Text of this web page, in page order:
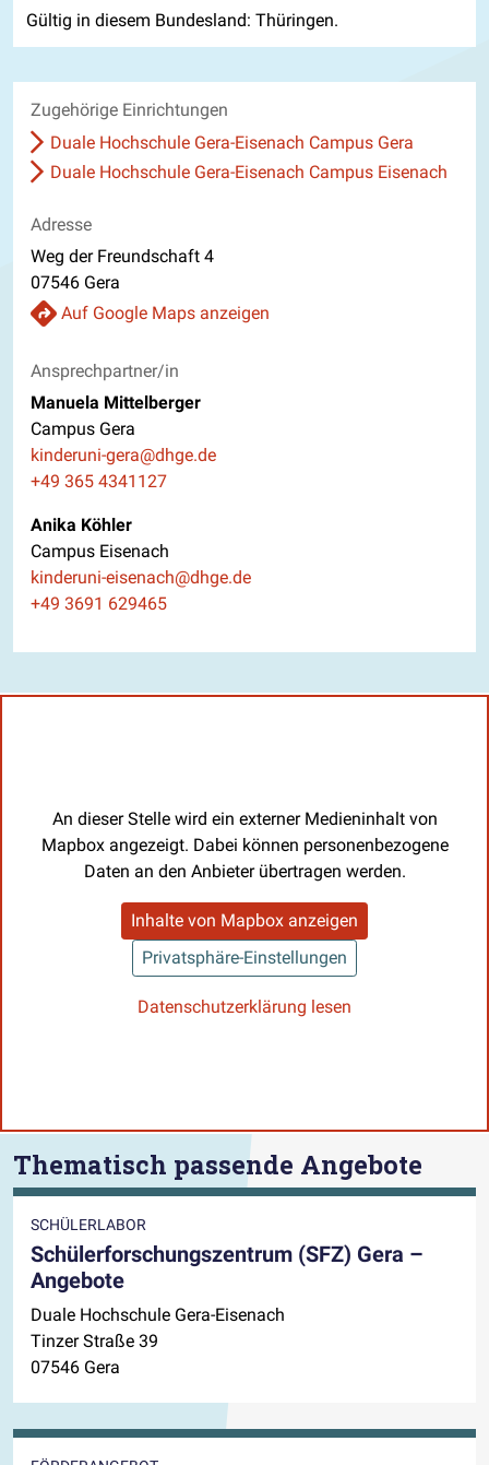
Gültig in diesem Bundesland: Thüringen.
Zugehörige Einrichtungen
Duale Hochschule Gera-Eisenach Campus Gera
Duale Hochschule Gera-Eisenach Campus Eisenach
Adresse
Weg der Freundschaft 4
07546 Gera
Auf Google Maps anzeigen
Ansprechpartner/in
Manuela Mittelberger
Campus Gera
E-Mail
kinderuni-gera@dhge.de
Telefon
+49 365 4341127
Anika Köhler
Campus Eisenach
E-Mail
kinderuni-eisenach@dhge.de
Telefon
+49 3691 629465
An dieser Stelle wird ein externer Medieninhalt von
Mapbox angezeigt. Dabei können personenbezogene
Daten an den Anbieter übertragen werden.
Inhalte von Mapbox anzeigen
Privatsphäre-Einstellungen
Datenschutzerklärung lesen
Thematisch passende Angebote
SCHÜLERLABOR
Schülerforschungszentrum (SFZ) Gera –
Angebote
Duale Hochschule Gera-Eisenach
Tinzer Straße 39
07546 Gera